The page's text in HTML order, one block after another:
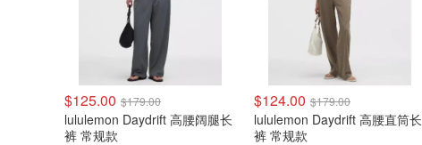
$125.00 $179.00
lululemon Daydrift 高腰阔腿长
裤 常规款
$124.00 $179.00
lululemon Daydrift 高腰直筒长
裤 常规款